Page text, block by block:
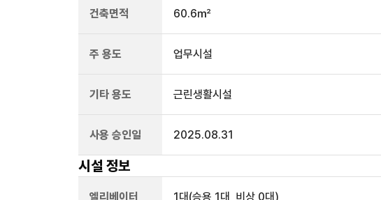
건축면적 60.6㎡
주 용도 업무시설
기타 용도 근린생활시설
사용 승인일 2025.08.31
시설 정보
엘리베이터 1대 (승용 1대, 비상 0대)